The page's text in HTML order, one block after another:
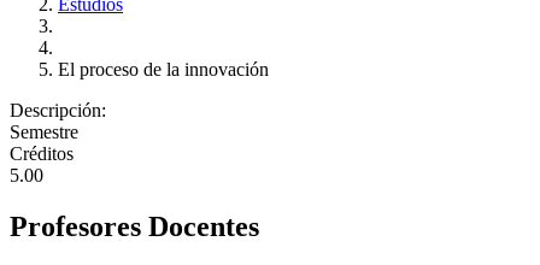
Estudios
El proceso de la innovación
Descripción:
Semestre
Créditos
5.00
Profesores Docentes